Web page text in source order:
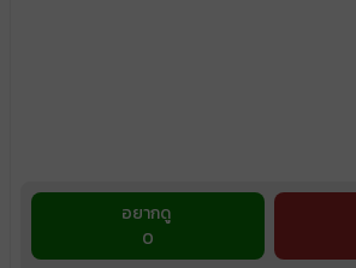
อยากดู
0